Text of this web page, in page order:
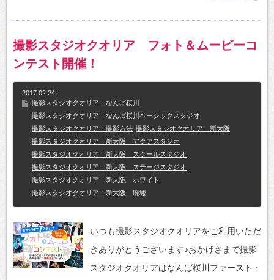
撮影スタジオクオリア フォト＆ムービーコ
ンテスト開催！
2017.02.24
撮影スタジオクオリア なんば桜川
撮影スタジオクオリア なんば桜川ベーシックスタジオ
撮影スタジオクオリア 撮影方法 撮影スタジオクオリア 新大阪
撮影スタジオクオリア 新大阪 アクアスタジオ
撮影スタジオクオリア 新大阪 スクールスタジオ
撮影スタジオクオリア 新大阪 ステージスタジオ
撮影スタジオクオリア 新大阪 ホワイト
撮影スタジオクオリア 新大阪 廃墟
いつも撮影スタジオクオリアをご利用いただ
きありがとうございます♪おかげさまで撮影
スタジオクオリアはなんば桜川ファースト・